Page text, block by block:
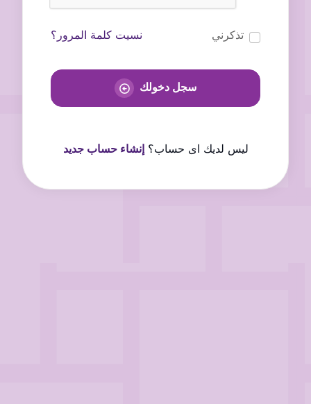
تذكرني نسيت كلمة المرور؟
سجل دخولك
ليس لديك اى حساب؟إنشاء حساب جديد